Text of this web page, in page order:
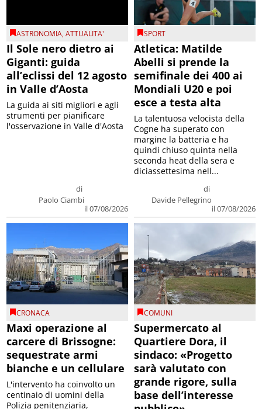
ASTRONOMIA,ATTUALITA'
Il Sole nero dietro ai
Giganti: guida
all’eclissi del 12 agosto
in Valle d’Aosta
di
Paolo Ciambi
il 07/08/2026
La guida ai siti migliori e agli
strumenti per pianificare
l'osservazione in Valle d'Aosta
SPORT
Atletica: Matilde
Abelli si prende la
semifinale dei 400 ai
Mondiali U20 e poi
esce a testa alta
di
Davide Pellegrino
il 07/08/2026
La talentuosa velocista della
Cogne ha superato con
margine la batteria e ha
quindi chiuso quinta nella
seconda heat della sera e
diciassettesima nell...
CRONACA
Maxi operazione al
carcere di Brissogne:
sequestrate armi
bianche e un cellulare
L'intervento ha coinvolto un
centinaio di uomini della
Polizia penitenziaria,
COMUNI
Supermercato al
Quartiere Dora, il
sindaco: «Progetto
sarà valutato con
grande rigore, sulla
base dell’interesse